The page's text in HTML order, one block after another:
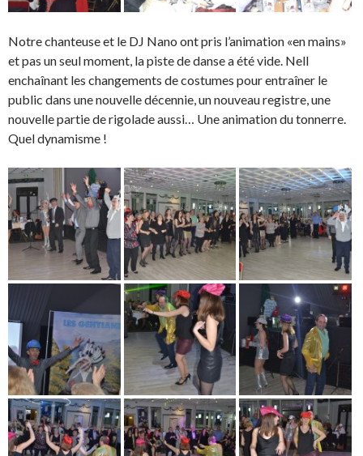
Notre chanteuse et le DJ Nano ont pris l’animation «en mains»
et pas un seul moment, la piste de danse a été vide. Nell
enchaînant les changements de costumes pour entraîner le
public dans une nouvelle décennie, un nouveau registre, une
nouvelle partie de rigolade aussi… Une animation du tonnerre.
Quel dynamisme !